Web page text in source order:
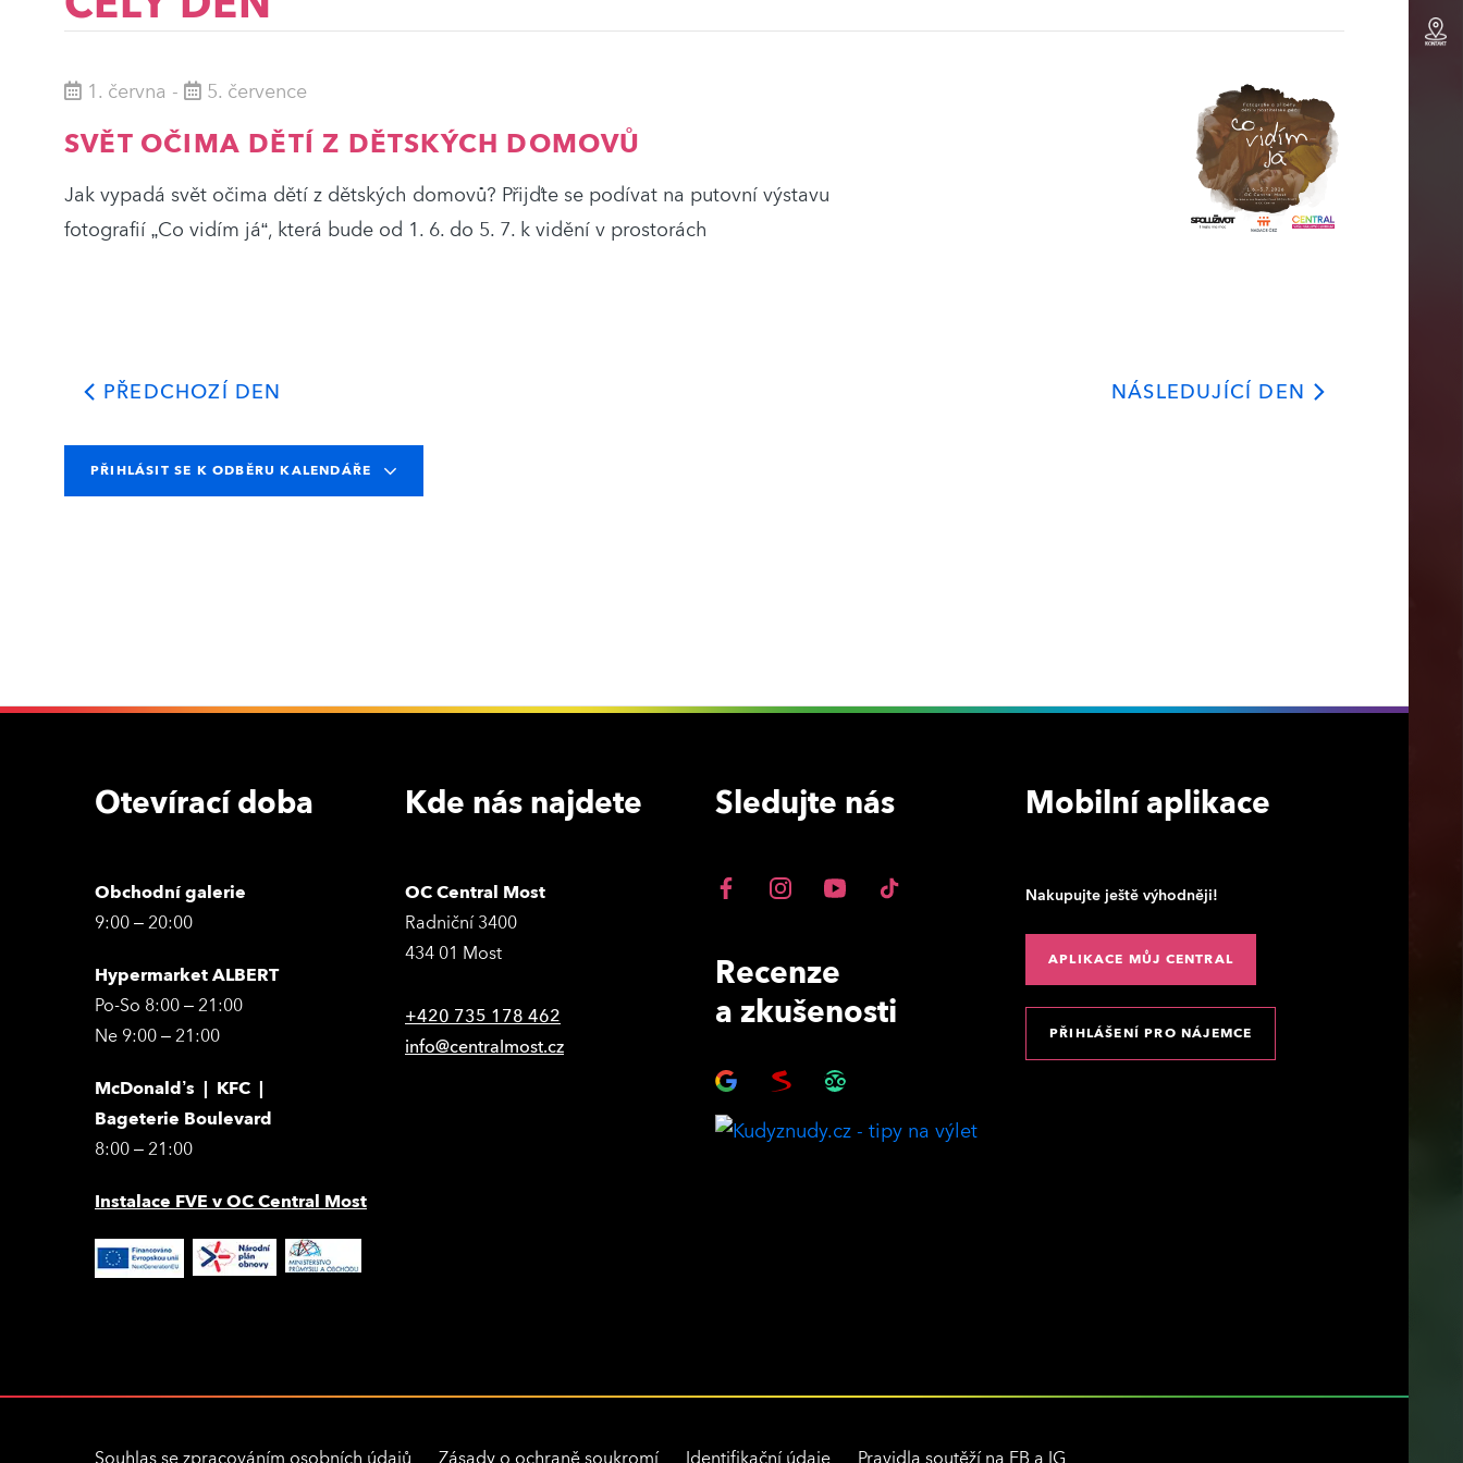
a
zobrazení
Události
klíčového
1. června - 5. července
SVĚT OČIMA DĚTÍ Z DĚTSKÝCH DOMOVŮ
Jak vypadá svět očima dětí z dětských domovů? Přijďte se podívat na putovní výstavu
fotografií „Co vidím já“, která bude od 1. 6. do 5. 7. k vidění v prostorách
PŘEDCHOZÍ DEN NÁSLEDUJÍCÍ DEN
PŘIHLÁSIT SE K ODBĚRU KALENDÁŘE
Otevírací doba
Obchodní galerie
9:00 – 20:00
Hypermarket ALBERT
Po-So 8:00 – 21:00
Ne 9:00 – 21:00
McDonald’s | KFC |
Bageterie Boulevard
8:00 – 21:00
Instalace FVE v OC Central Most
Kde nás najdete
OC Central Most
Radniční 3400
434 01 Most
+420 735 178 462
info@centralmost.cz
Sledujte nás
Recenze
a zkušenosti
Mobilní aplikace
Nakupujte ještě výhodněji!
APLIKACE MŮJ CENTRAL
PŘIHLÁŠENÍ PRO NÁJEMCE